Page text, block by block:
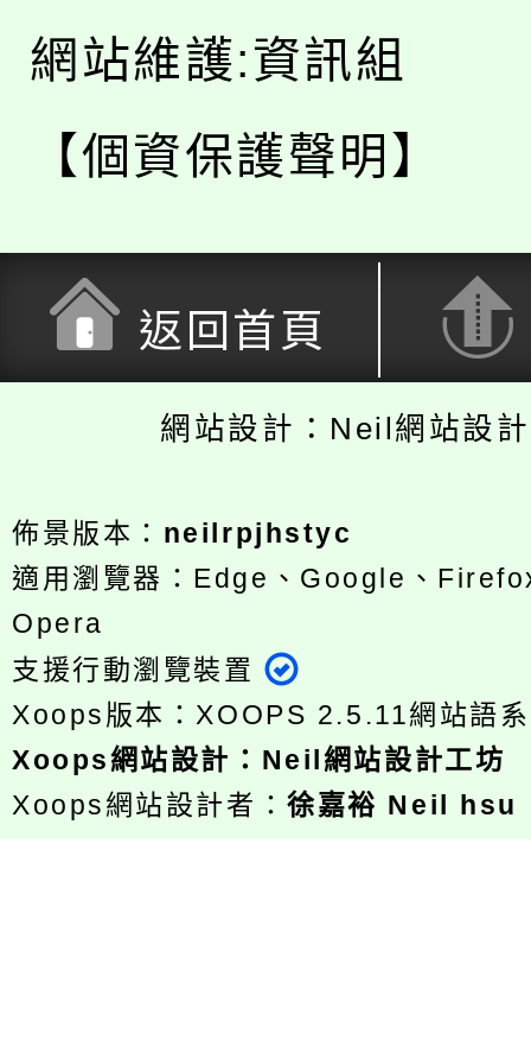
網站維護:資訊組
【個資保護聲明】
返回首頁
網站設計：Neil網站設
佈景版本： neilrpjhstyc
適用瀏覽器：Edge、Google、
Opera
支援行動瀏覽裝置
Xoops版本：XOOPS 2.5.11網站語
Xoops網站設計 ： Neil網站設計工坊
Xoops網站設計者：徐嘉裕 Neil hsu